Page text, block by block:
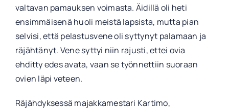
valtavan pamauksen voimasta. Äidillä oli heti
ensimmäisenä huoli meistä lapsista, mutta pian
selvisi, että pelastusvene oli syttynyt palamaan ja
räjähtänyt. Vene syttyi niin rajusti, ettei ovia
ehditty edes avata, vaan se työnnettiin suoraan
ovien läpi veteen.
Räjähdyksessä majakkamestari Kartimo,